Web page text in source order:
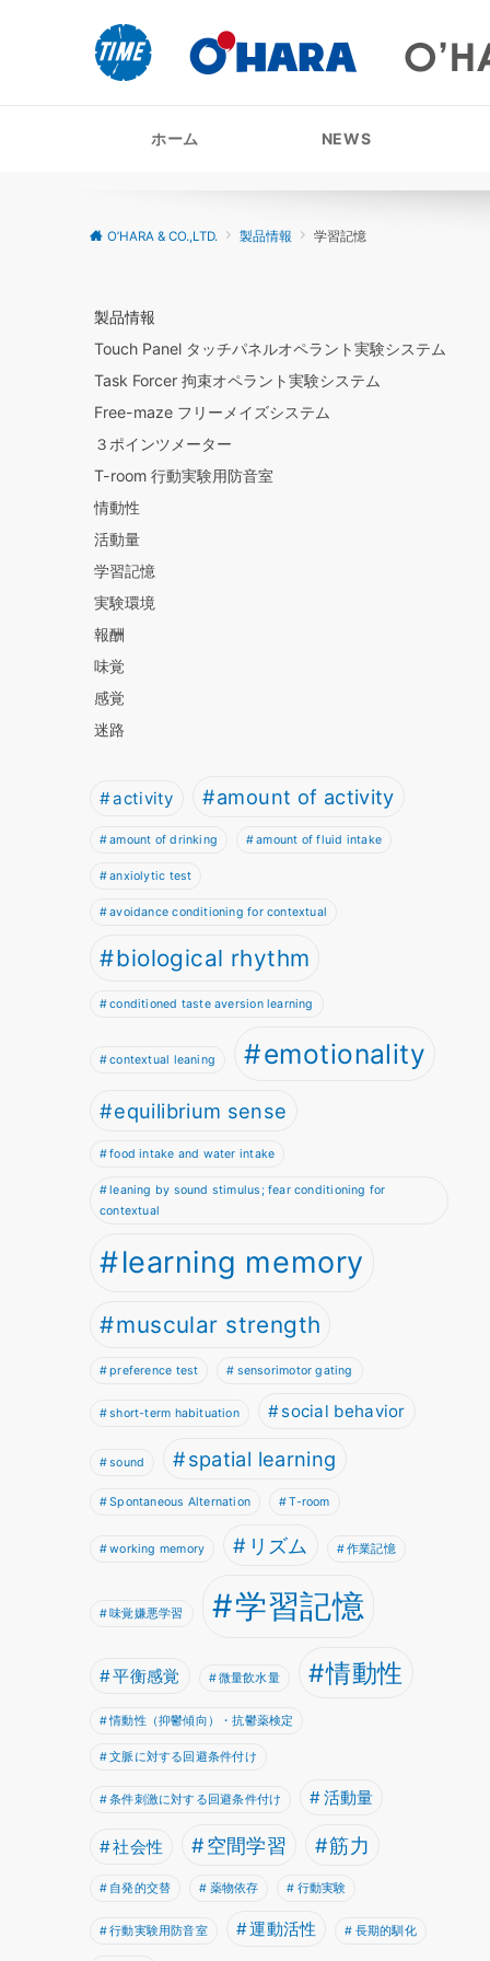
ホーム NEWS
O’HARA & CO.,LTD. 製品情報 学習記憶
製品情報
Touch Panel タッチパネルオペラント実験システム
Task Forcer 拘束オペラント実験システム
Free-maze フリーメイズシステム
３ポインツメーター
T-room 行動実験用防音室
情動性
活動量
学習記憶
実験環境
報酬
味覚
感覚
迷路
activity amount of activity
amount of drinking amount of fluid intake
anxiolytic test
avoidance conditioning for contextual
biological rhythm
conditioned taste aversion learning
contextual leaning emotionality
equilibrium sense
food intake and water intake
leaning by sound stimulus; fear conditioning for
contextual
learning memory
muscular strength
preference test sensorimotor gating
short-term habituation social behavior
sound spatial learning
Spontaneous Alternation T-room
working memory リズム 作業記憶
味覚嫌悪学習 学習記憶
平衡感覚 微量飲水量 情動性
情動性（抑鬱傾向）・抗鬱薬検定
文脈に対する回避条件付け
条件刺激に対する回避条件付け 活動量
社会性 空間学習 筋力
自発的交替 薬物依存 行動実験
行動実験用防音室 運動活性 長期的馴化